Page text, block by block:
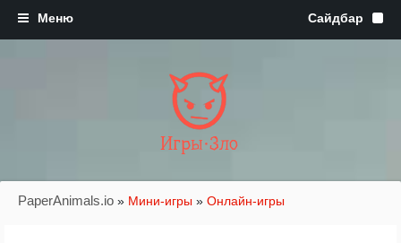
Игры·Зло
PaperAnimals.io » Мини-игры » Онлайн-игры